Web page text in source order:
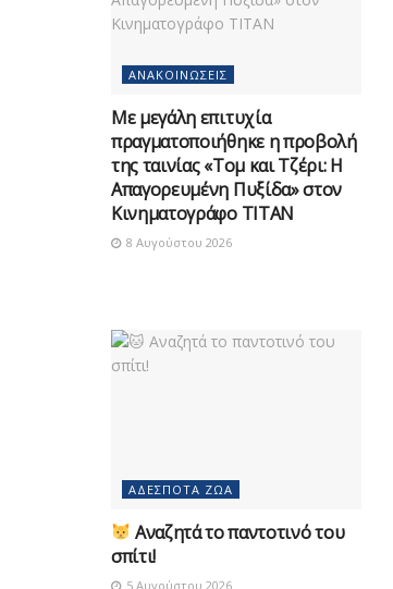
ΑΝΑΚΟΙΝΏΣΕΙΣ
Με μεγάλη επιτυχία
πραγματοποιήθηκε η προβολή
της ταινίας «Τομ και Τζέρι: Η
Απαγορευμένη Πυξίδα» στον
Κινηματογράφο ΤΙΤΑΝ
8 Αυγούστου 2026
ΑΔΈΣΠΟΤΑ ΖΏΑ
Αναζητά το παντοτινό του
σπίτι!
5 Αυγούστου 2026